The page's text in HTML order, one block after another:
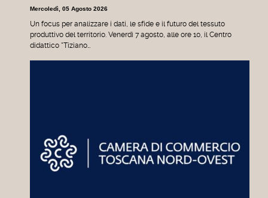
Mercoledì, 05 Agosto 2026
Un focus per analizzare i dati, le sfide e il futuro del tessuto
produttivo del territorio. Venerdì 7 agosto, alle ore 10, il Centro
didattico "Tiziano…